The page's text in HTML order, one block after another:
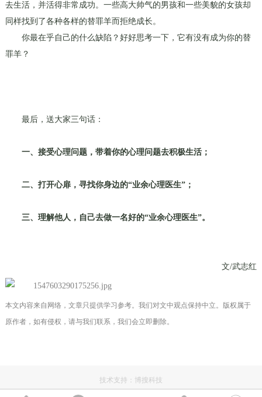
去生活，并活得非常成功。一些高大帅气的男孩和一些美貌的女孩却
同样找到了各种各样的替罪羊而拒绝成长。
你最在乎自己的什么缺陷？好好思考一下，它有没有成为你的替
罪羊？
最后，送大家三句话：
一、接受心理问题，带着你的心理问题去积极生活；
二、打开心扉，寻找你身边的“业余心理医生”；
三、理解他人，自己去做一名好的“业余心理医生”。
文/武志红
本文内容来自网络，文章只提供学习参考。我们对文中观点保持中立。版权属于
原作者，如有侵权，请与我们联系，我们会立即删除。
技术支持： 博搜科技